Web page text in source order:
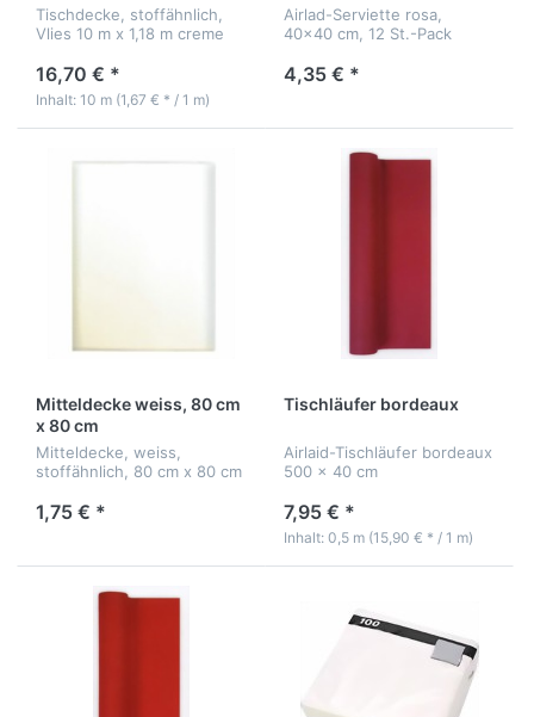
Tischdecke, stoffähnlich,
Vlies 10 m x 1,18 m creme
16,70 € *
Inhalt: 10 m (1,67 € * / 1 m)
Airlad-Serviette rosa,
40x40 cm, 12 St.-Pack
4,35 € *
Mitteldecke weiss, 80 cm
x 80 cm
Mitteldecke, weiss,
stoffähnlich, 80 cm x 80 cm
1,75 € *
Tischläufer bordeaux
Airlaid-Tischläufer bordeaux
500 x 40 cm
7,95 € *
Inhalt: 0,5 m (15,90 € * / 1 m)